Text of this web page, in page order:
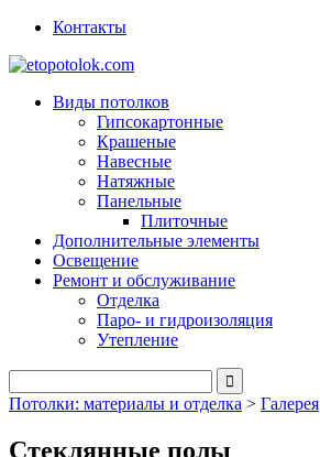
Контакты
Виды потолков
Гипсокартонные
Крашеные
Навесные
Натяжные
Панельные
Плиточные
Дополнительные элементы
Освещение
Ремонт и обслуживание
Отделка
Паро- и гидроизоляция
Утепление
Потолки: материалы и отделка > Галерея
Стеклянные полы